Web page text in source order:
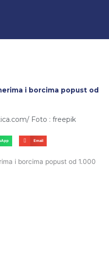
i borcima popust od
Foto : freepik
Email